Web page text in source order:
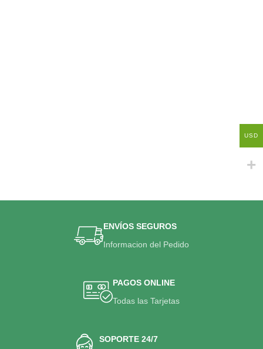
ENVÍOS SEGUROS
Informacion del Pedido
PAGOS ONLINE
Todas las Tarjetas
SOPORTE 24/7
USD